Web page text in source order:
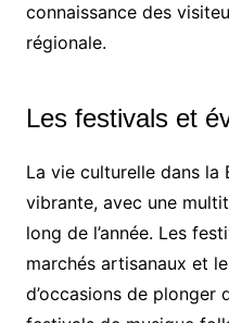
connaissance des
régionale.
Les festivals et
La vie culturelle dans la
vibrante, avec une
long de l’année. Les
marchés artisanaux et
d’occasions de plonger